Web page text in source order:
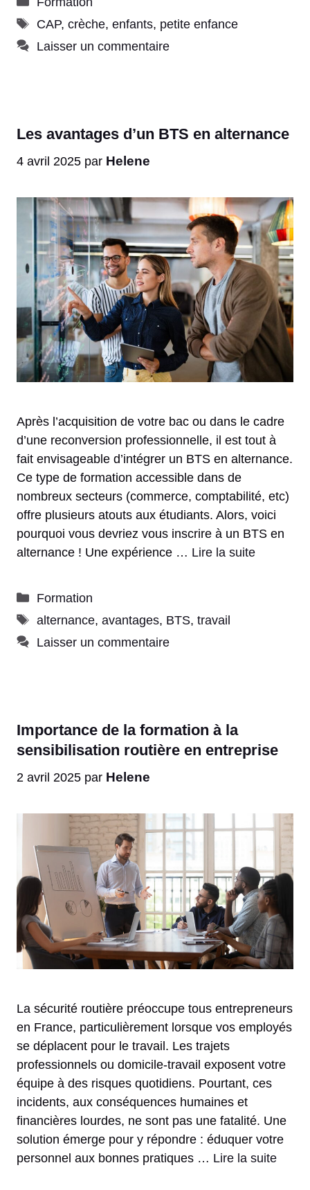
Étiquettes
CAP, crèche, enfants, petite enfance
Laisser un commentaire
Les avantages d’un BTS en alternance
4 avril 2025 par Helene
Après l’acquisition de votre bac ou dans le cadre
d’une reconversion professionnelle, il est tout à
fait envisageable d’intégrer un BTS en alternance.
Ce type de formation accessible dans de
nombreux secteurs (commerce, comptabilité, etc)
offre plusieurs atouts aux étudiants. Alors, voici
pourquoi vous devriez vous inscrire à un BTS en
alternance ! Une expérience … Lire la suite
Catégories
Formation
Étiquettes
alternance, avantages, BTS, travail
Laisser un commentaire
Importance de la formation à la
sensibilisation routière en entreprise
2 avril 2025 par Helene
La sécurité routière préoccupe tous entrepreneurs
en France, particulièrement lorsque vos employés
se déplacent pour le travail. Les trajets
professionnels ou domicile-travail exposent votre
équipe à des risques quotidiens. Pourtant, ces
incidents, aux conséquences humaines et
financières lourdes, ne sont pas une fatalité. Une
solution émerge pour y répondre : éduquer votre
personnel aux bonnes pratiques … Lire la suite